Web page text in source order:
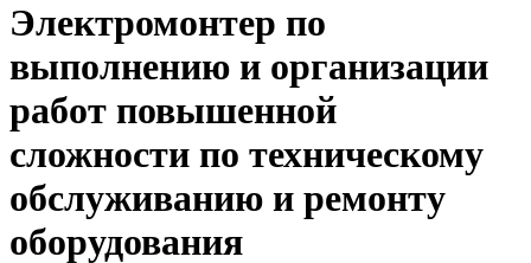
Электромонтер по
выполнению и организации
работ повышенной
сложности по техническому
обслуживанию и ремонту
оборудования